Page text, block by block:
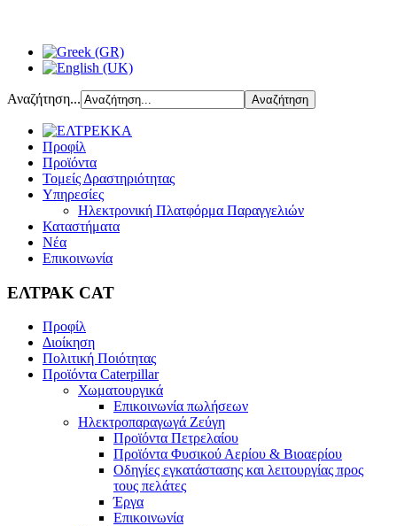
Αναζήτηση...
Προφίλ
Προϊόντα
Τομείς Δραστηριότητας
Υπηρεσίες
Ηλεκτρονική Πλατφόρμα Παραγγελιών
Καταστήματα
Νέα
Επικοινωνία
ΕΛΤΡΑΚ CAT
Προφίλ
Διοίκηση
Πολιτική Ποιότητας
Προϊόντα Caterpillar
Χωματουργικά
Επικοινωνία πωλήσεων
Ηλεκτροπαραγωγά Ζεύγη
Προϊόντα Πετρελαίου
Προϊόντα Φυσικού Αερίου & Βιοαερίου
Οδηγίες εγκατάστασης και λειτουργίας προς
τους πελάτες
Έργα
Επικοινωνία